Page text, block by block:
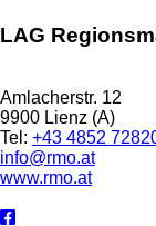
LAG
Amlacherstr. 12
9900 Lienz (A)
Tel: +43 4852
info@rmo.at
www.rmo.at